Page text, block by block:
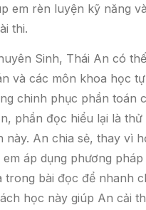
em rèn luyện kỹ năng
thi.
Sinh, Thái An có
và các môn khoa học
chinh phục phần toán
phần đọc hiểu lại là
này. An chia sẻ, thay vì
áp dụng phương
trong bài đọc để nhanh
học này giúp An cải